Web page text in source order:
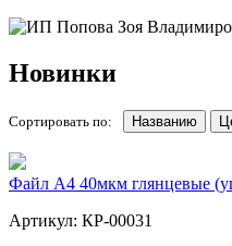
Новинки
Сортировать по: Названию
Файл А4 40мкм глянцевые
Артикул: КР-00031